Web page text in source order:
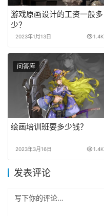
游戏原画设计的工资一般多
少？
2023年1月13日 1.4K
问答库
绘画培训班要多少钱？
2023年3月16日 1.4K
发表评论